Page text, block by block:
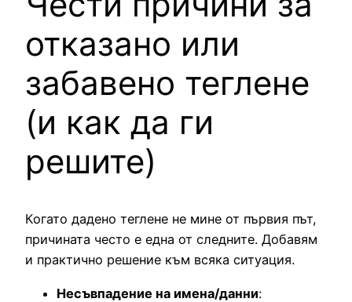
отказано или
забавено теглене
(и как да ги
решите)
Когато дадено теглене не мине от първия път,
причината често е една от следните. Добавям
и практично решение към всяка ситуация.
Несъвпадение на имена/данни: